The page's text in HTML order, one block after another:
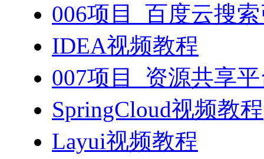
006项目_百度云搜
IDEA视频教程
007项目_资源共享
SpringCloud视频教程
Layui视频教程